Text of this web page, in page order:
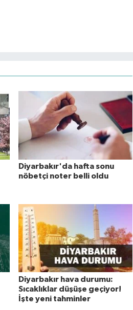
Diyarbakır'da hafta sonu
nöbetçi noter belli oldu
Diyarbakır hava durumu:
Sıcaklıklar düşüşe geçiyor!
İşte yeni tahminler